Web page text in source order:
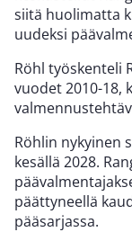
siitä huolimatta
uudeksi
Röhl työskenteli
vuodet 2010-18,
Röhlin nykyinen
kesällä 2028.
päättyneellä
pääsarjassa.